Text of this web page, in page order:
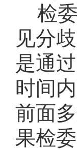
检
见分
是通
时间
前面
果检